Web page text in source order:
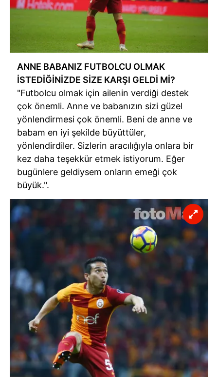
ANNE BABANIZ FUTBOLCU OLMAK
İSTEDİĞİNİZDE SİZE KARŞI GELDİ Mİ?
"Futbolcu olmak için ailenin verdiği destek
çok önemli. Anne ve babanızın sizi güzel
yönlendirmesi çok önemli. Beni de anne ve
babam en iyi şekilde büyüttüler,
yönlendirdiler. Sizlerin aracılığıyla onlara bir
kez daha teşekkür etmek istiyorum. Eğer
bugünlere geldiysem onların emeği çok
büyük.".